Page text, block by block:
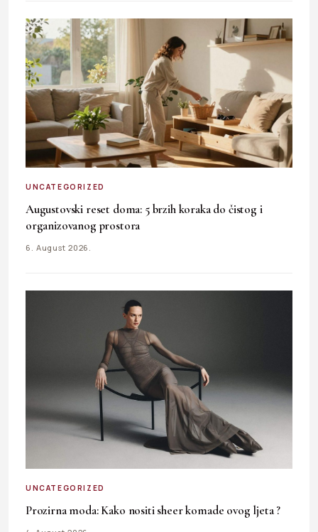
UNCATEGORIZED
Augustovski reset doma: 5 brzih koraka do čistog i
organizovanog prostora
6. August 2026.
UNCATEGORIZED
Prozirna moda: Kako nositi sheer komade ovog ljeta ?